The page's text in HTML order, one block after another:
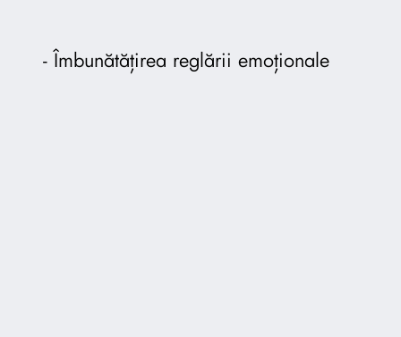
Îmbunătățirea reglării emoționale